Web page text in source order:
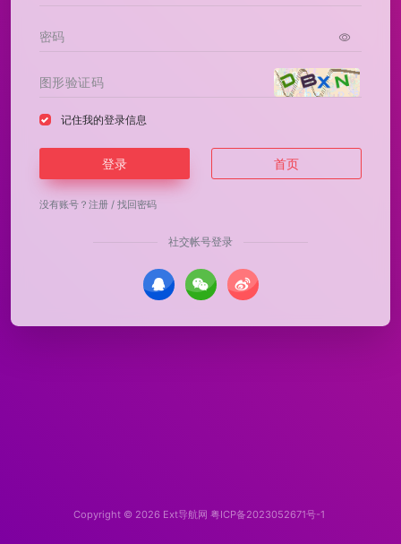
记住我的登录信息
登录 首页
没有账号？ 注册 / 找回密码
社交帐号登录
Copyright © 2026 Ext导航网 粤ICP备2023052671号-1